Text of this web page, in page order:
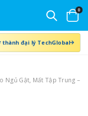
0
thành đại lý TechGlobal
Ngủ Gật, Mất Tập Trung –